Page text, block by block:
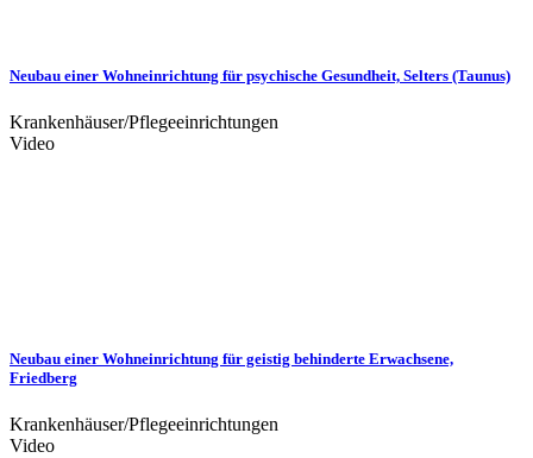
Neubau einer Wohneinrichtung für psychische Gesundheit, Selters (Taunus)
Krankenhäuser/Pflegeeinrichtungen
Video
Neubau einer Wohneinrichtung für geistig behinderte Erwachsene,
Friedberg
Krankenhäuser/Pflegeeinrichtungen
Video